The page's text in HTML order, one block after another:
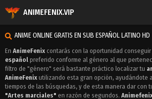
ANIMEFENIX.VIP
ANIME ONLINE GRATIS EN SUB ESPAÑOL LATINO HD
En AnimeFenix contarás con la oportunidad conseguir
español preferido conforme al género al que
filtro de "género" será bastante práctico localizar tu
AnimeFenix utilizando esta gran opción, ayudándote
tiempos de las búsquedas, y de esta manera dar con
"Artes marciales" en razón de segundos.